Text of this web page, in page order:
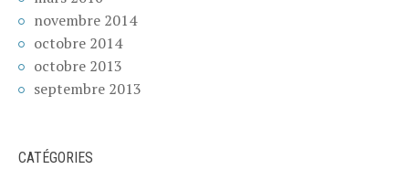
novembre 2014
octobre 2014
octobre 2013
septembre 2013
CATÉGORIES